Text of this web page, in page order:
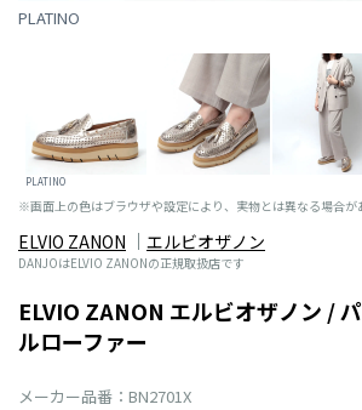
PLATINO
PLATINO
※画面上の色はブラウザや設定により、実物とは異なる場合が
ELVIO ZANON エルビオザノン
DANJOはELVIO ZANONの正規取扱店です
ELVIO ZANON エルビオザノン /
ルローファー
メーカー品番：BN2701X